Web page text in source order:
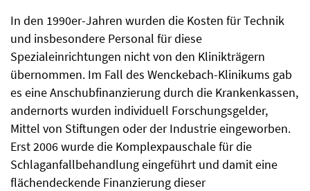
In den 1990er-Jahren wurden die Kosten für Technik
und insbesondere Personal für diese
Spezialeinrichtungen nicht von den Klinikträgern
übernommen. Im Fall des Wenckebach-Klinikums gab
es eine Anschubfinanzierung durch die Krankenkassen,
andernorts wurden individuell Forschungsgelder,
Mittel von Stiftungen oder der Industrie eingeworben.
Erst 2006 wurde die Komplexpauschale für die
Schlaganfallbehandlung eingeführt und damit eine
flächendeckende Finanzierung dieser